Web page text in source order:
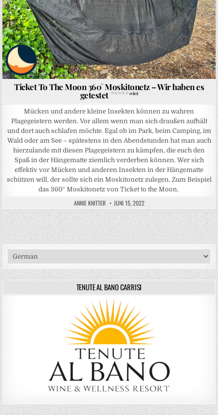
Ticket To The Moon 360° Moskitonetz – Wir haben es
getestet 0 (0)
Mücken und andere kleine Insekten können zu wahren
Plagegeistern werden. Vor allem wenn man sich draußen aufhält
und dort auch schlafen möchte. Egal ob im Park, beim Camping, im
Wald oder am See – spätestens in den Abendstunden hat man auch
hierzulande mit diesen Plagegeistern zu kämpfen, die euch den
Spaß in der Hängematte ziemlich verderben können. Wer sich
effektiv vor Mücken und anderen Insekten in der Hängematte
schützen will, der sollte sich ein Moskitonetz zulegen. Zum Beispiel
das 360° Moskitonetz von Ticket to the Moon.
ANNIE KNITTER JUNI 15, 2022
TENUTE AL BANO CARRISI